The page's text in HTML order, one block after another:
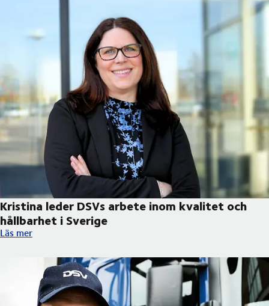
Kristina leder DSVs arbete inom kvalitet och
hållbarhet i Sverige
Kristina leder DSVs arbete inom kvalitet och hållbarhet i
Läs mer